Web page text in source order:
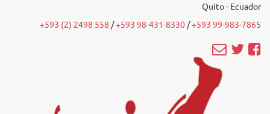
Quito - Ecuador
+593 (2) 2498 558 /‭+593 98-431-8330 ‬ /‭+593 99-983-7865‬